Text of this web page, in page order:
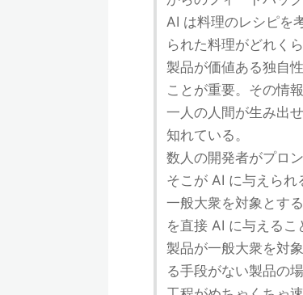
AI は料理のレシピを
られた料理がどれく
製品が価値ある独自
ことが重要。その情
一人の人間が生み出
知れている。
数人の開発者がプロ
そこが AI に与えられ
一般大衆を対象とす
を直接 AI に与えるこ
製品が一般大衆を対
る手段がない製品の